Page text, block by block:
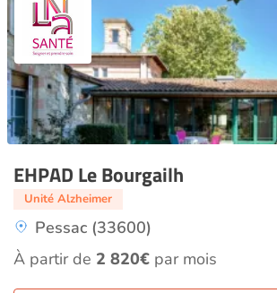
EHPAD Le Bourgailh
Unité Alzheimer
Pessac (33600)
À partir de 2 820€ par mois